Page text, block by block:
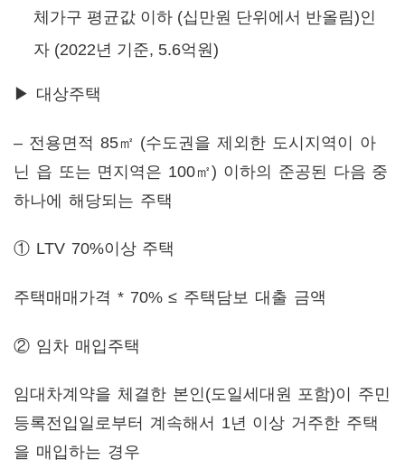
체가구 평균값 이하 (십만원 단위에서 반올림)인
자 (2022년 기준, 5.6억원)
▶ 대상주택
– 전용면적 85㎡ (수도권을 제외한 도시지역이 아
닌 읍 또는 면지역은 100㎡) 이하의 준공된 다음 중
하나에 해당되는 주택
① LTV 70%이상 주택
주택매매가격 * 70% ≤ 주택담보 대출 금액
② 임차 매입주택
임대차계약을 체결한 본인(도일세대원 포함)이 주민
등록전입일로부터 계속해서 1년 이상 거주한 주택
을 매입하는 경우